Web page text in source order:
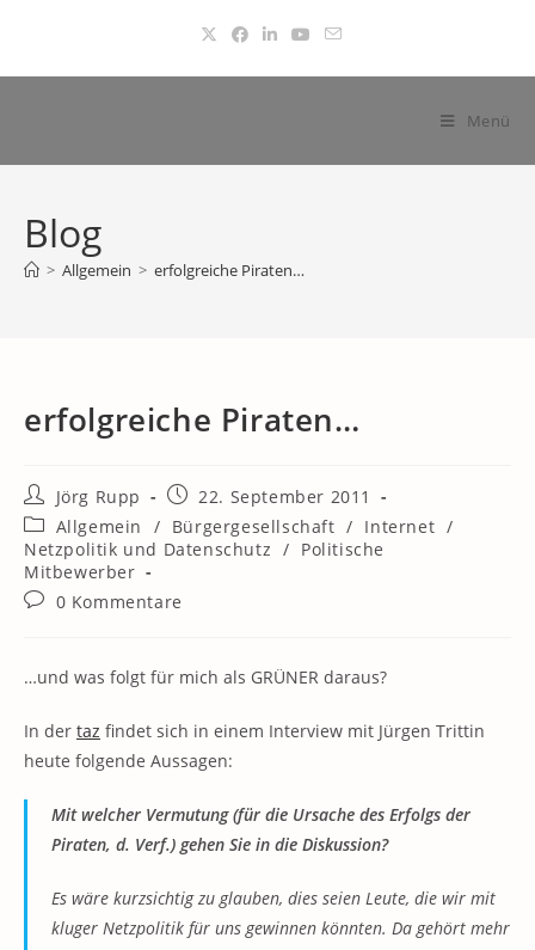
springen
Menü
Blog
> Allgemein > erfolgreiche Piraten…
erfolgreiche Piraten…
Beitrags-
Autor:
Jörg Rupp
Beitrag
veröffentlicht:
22. September 2011
Beitrags-
Kategorie:
Allgemein / Bürgergesellschaft / Internet /
Netzpolitik und Datenschutz / Politische
Mitbewerber
Beitrags-
0 Kommentare
…und was folgt für mich als GRÜNER daraus?
In der taz findet sich in einem Interview mit Jürgen Trittin
heute folgende Aussagen:
Mit welcher Vermutung(für die Ursache des Erfolgs der
Piraten, d. Verf.) gehen Sie in die Diskussion?
Es wäre kurzsichtig zu glauben, dies seien Leute, die wir mit
kluger Netzpolitik für uns gewinnen könnten. Da gehört mehr